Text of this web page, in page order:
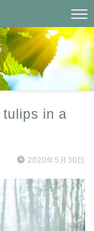
in a
2020年5月30日